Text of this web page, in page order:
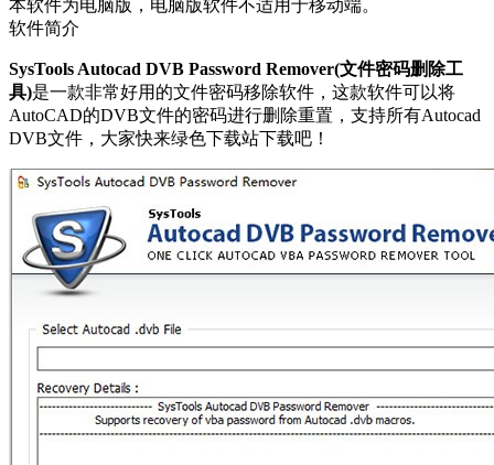
本软件为电脑版，电脑版软件不适用于移动端。
软件简介
SysTools Autocad DVB Password Remover(文件密码删除工
具)是一款非常好用的文件密码移除软件，这款软件可以将
AutoCAD的DVB文件的密码进行删除重置，支持所有Autocad
DVB文件，大家快来绿色下载站下载吧！